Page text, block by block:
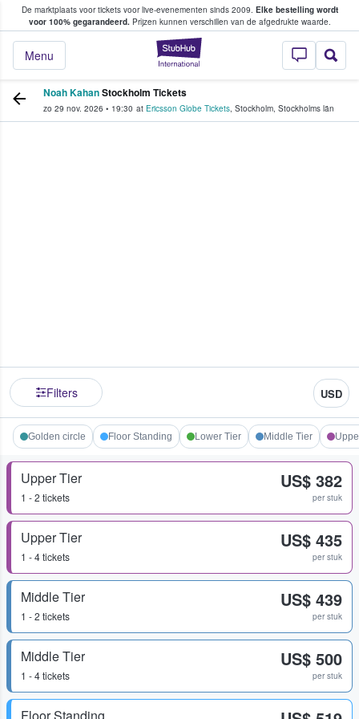
De marktplaats voor tickets voor live-evenementen sinds 2009. Elke bestelling wordt
voor 100% gegarandeerd.Prijzen kunnen verschillen van de afgedrukte waarde.
StubHub: waar
Menu
tickets kopen en verkopen
Noah KahanStockholm Tickets
zo 29 nov. 2026 • 19:30 at Ericsson Globe Tickets, Stockholm, Stockholms län
Filters USD
Golden circle Floor Standing Lower Tier Middle Tier
Upper Tier
1 - 2 tickets
US$ 382
per stuk
Upper Tier
1 - 4 tickets
US$ 435
per stuk
Middle Tier
1 - 2 tickets
US$ 439
per stuk
Middle Tier
1 - 4 tickets
US$ 500
per stuk